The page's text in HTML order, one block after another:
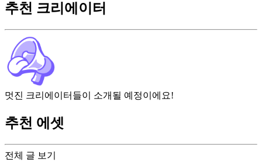
전체 글 보기
추천 크리에이터
멋진 크리에이터들이 소개될 예정이에요!
추천 에셋